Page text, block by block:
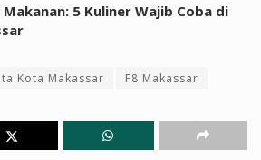
5 Kuliner Wajib Coba di
Kota Makassar F8 Makassar